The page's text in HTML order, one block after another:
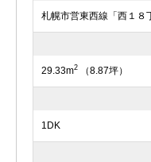
札幌市営東西線「西１
29.33m2 （8.87坪）
1DK